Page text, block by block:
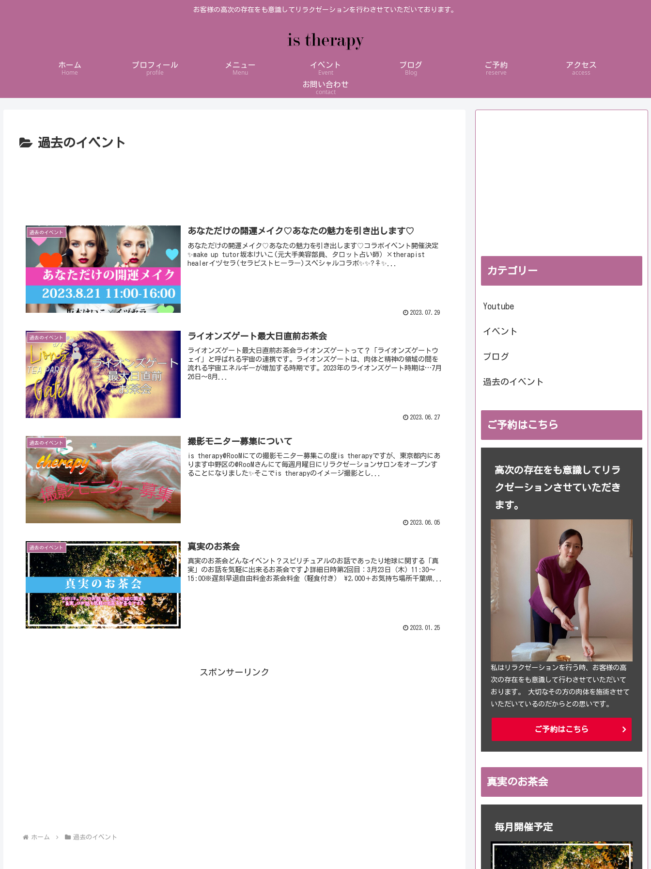
お客様の高次の存在をも意識してリラクゼーションを行わさせていただいております。
ホーム
Home
プロフィール
profile
メニュー
Menu
イベント
Event
ブログ
Blog
ご予約
reserve
アクセス
access
お問い合わせ
contact
過去のイベント
過去のイベント あなただけの開運メイク♡あなたの魅力を引き出します♡
あなただけの開運メイク♡あなたの魅力を引き出します♡コラボイベント開催決定
✨make up tutor坂本けいこ(元大手美容部員、タロット占い師）×therapist
healerイヅセラ(セラピストヒーラー)スペシャルコラボ✨✨?‍♀️✨...
2023.07.29
過去のイベント ライオンズゲート最大日直前お茶会
ライオンズゲート最大日直前お茶会ライオンズゲートって？「ライオンズゲートウ
ェイ」と呼ばれる宇宙の連携です。ライオンズゲートは、肉体と精神の領域の間を
流れる宇宙エネルギーが増加する時期です。2023年のライオンズゲート時期は…7月
26日～8月...
2023.06.27
過去のイベント 撮影モニター募集について
is therapy@RooMにての撮影モニター募集この度is therapyですが、東京都内にあ
ります中野区の@RooMさんにて毎週月曜日にリラクゼーションサロンをオープンす
ることになりました✨そこでis therapyのイメージ撮影とし...
2023.06.05
過去のイベント 真実のお茶会
真実のお茶会どんなイベント？スピリチュアルのお話であったり地球に関する「真
実」のお話を気軽に出来るお茶会です♪詳細日時第2回目：3月23日（木）11:30～
15:00※遅刻早退自由料金お茶会料金（軽食付き） \2,000＋お気持ち場所千葉県...
2023.01.25
スポンサーリンク
ホーム 過去のイベント
カテゴリー
Youtube
イベント
ブログ
過去のイベント
ご予約はこちら
高次の存在をも意識してリラ
クゼーションさせていただき
ます。
私はリラクゼーションを行う時、お客様の高
次の存在をも意識して行わさせていただいて
おります。 大切なその方の肉体を施術させて
いただいているのだからとの思いです。
ご予約はこちら
真実のお茶会
毎月開催予定